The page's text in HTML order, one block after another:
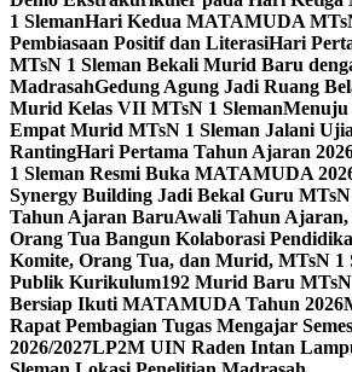
1 SlemanHari Kedua MATAMUDA
Pembiasaan Positif dan LiterasiHari
MTsN 1 Sleman Bekali Murid Baru
MadrasahGedung Agung Jadi Ruang
Murid Kelas VII MTsN 1 SlemanMenuju
Empat Murid MTsN 1 Sleman Jalani
RantingHari Pertama Tahun Ajaran
1 Sleman Resmi Buka MATAMUDA
Synergy Building Jadi Bekal Guru MTsN
Tahun Ajaran BaruAwali Tahun
Orang Tua Bangun Kolaborasi
Komite, Orang Tua, dan Murid, MTsN 1
Publik Kurikulum192 Murid Baru
Bersiap Ikuti MATAMUDA Tahun 2026
Rapat Pembagian Tugas Mengajar
2026/2027LP2M UIN Raden Intan